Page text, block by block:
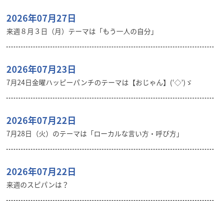
2026年07月27日
来週８月３日（月）テーマは「もう一人の自分」
2026年07月23日
7月24日金曜ハッピーパンチのテーマは【おじゃん】(‘◇’)ゞ
2026年07月22日
7月28日（火）のテーマは「ローカルな言い方・呼び方」
2026年07月22日
来週のスピパンは？